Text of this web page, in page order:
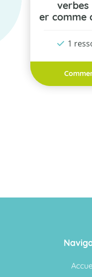
verbes
er comme
1